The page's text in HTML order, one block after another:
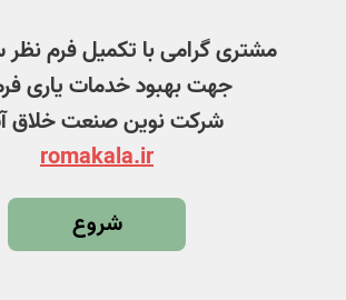
مشتری گرامی با تکمیل فرم نظر
جهت بهبود خدمات یاری
شرکت نوین صنعت خلاق
romakala.ir
شروع